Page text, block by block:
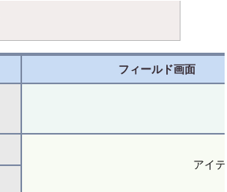
フィールド画面
アイ